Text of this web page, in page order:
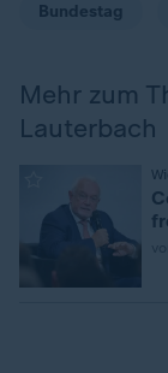
Bundestag
Mehr zum
Lauterbach